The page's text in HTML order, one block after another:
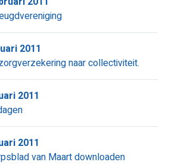
naar collectiviteit.
2011
2011
van Maart downloaden
2011